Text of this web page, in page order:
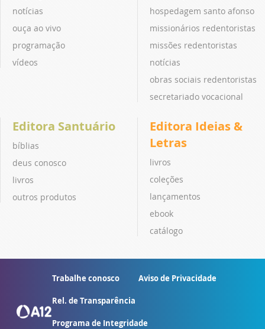
notícias
ouça ao vivo
programação
vídeos
hospedagem santo afonso
missionários redentoristas
missões redentoristas
notícias
obras sociais redentoristas
secretariado vocacional
Editora Santuário
bíblias
deus conosco
livros
outros produtos
Editora Ideias &
Letras
livros
coleções
lançamentos
ebook
catálogo
Trabalhe conosco Aviso de Privacidade
Rel. de Transparência
Programa de Integridade